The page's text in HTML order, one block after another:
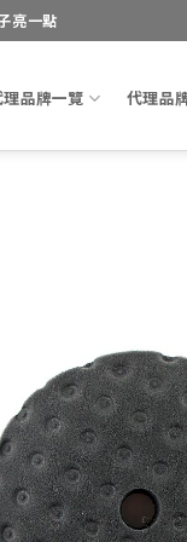
亮一點
理品牌一覽 代理品